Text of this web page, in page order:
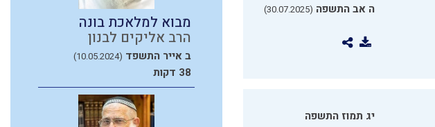
ה אב התשפה (30.07.2025)
יג תמוז התשפה
מבוא למלאכת בונה
הרב אליקים לבנון
ב אייר התשפד (10.05.2024)
38 דקות